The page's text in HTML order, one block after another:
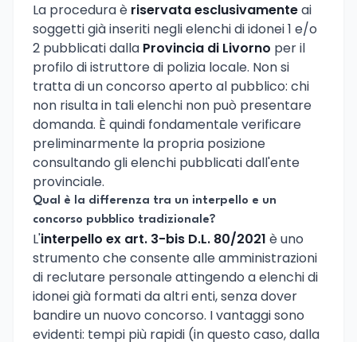
La procedura è riservata esclusivamenteai
soggetti già inseriti negli elenchi di idonei 1 e/o
2 pubblicati dalla Provincia di Livorno per il
profilo di istruttore di polizia locale. Non si
tratta di un concorso aperto al pubblico: chi
non risulta in tali elenchi non può presentare
domanda. È quindi fondamentale verificare
preliminarmente la propria posizione
consultando gli elenchi pubblicati dall'ente
provinciale.
Qual è la differenza tra un interpello e un
concorso pubblico tradizionale?
L'interpello ex art. 3-bis D.L. 80/2021 è uno
strumento che consente alle amministrazioni
di reclutare personale attingendo a elenchi di
idonei già formati da altri enti, senza dover
bandire un nuovo concorso. I vantaggi sono
evidenti: tempi più rapidi (in questo caso, dalla